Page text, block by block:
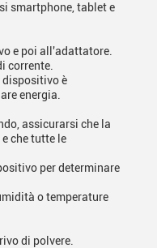
smartphone, tablet e
e poi all'adattatore.
corrente.
è
energia.
assicurarsi che la
che tutte le
per determinare
o temperature
di polvere.